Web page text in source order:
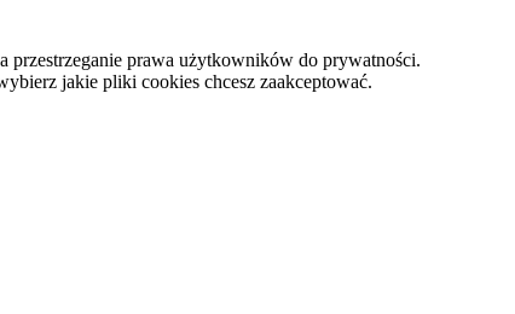
przestrzeganie prawa użytkowników do prywatności.
jakie pliki cookies chcesz zaakceptować.